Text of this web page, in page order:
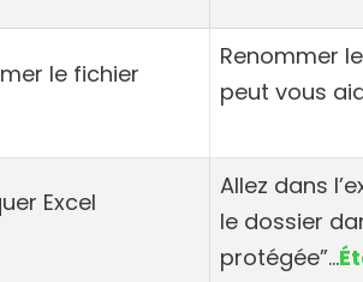
le fichier
Renommer
peut vous
Excel
Allez dans
le dossier
protégée”...